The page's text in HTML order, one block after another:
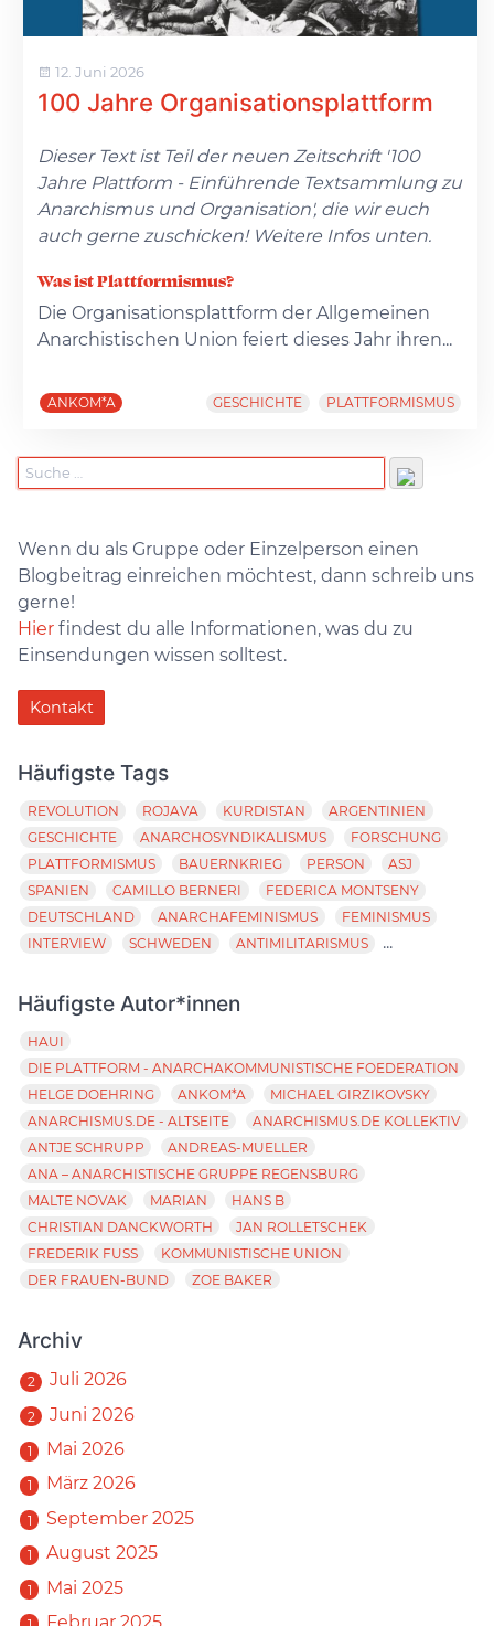
12. Juni 2026
100 Jahre Organisationsplattform
Dieser Text ist Teil der neuen Zeitschrift '100
Jahre Plattform - Einführende Textsammlung zu
Anarchismus und Organisation', die wir euch
auch gerne zuschicken! Weitere Infos unten.
Was ist Plattformismus?
Die Organisationsplattform der Allgemeinen
Anarchistischen Union feiert dieses Jahr ihren...
ANKOM*A GESCHICHTE PLATTFORMISMUS
Wenn du als Gruppe oder Einzelperson einen
Blogbeitrag einreichen möchtest, dann schreib uns
gerne!
Hier findest du alle Informationen, was du zu
Einsendungen wissen solltest.
Kontakt
Häufigste Tags
REVOLUTION ROJAVA KURDISTAN
ARGENTINIEN
GESCHICHTE
ANARCHOSYNDIKALISMUS
FORSCHUNG
PLATTFORMISMUS
BAUERNKRIEG PERSON
ASJ
SPANIEN
CAMILLO BERNERI
FEDERICA MONTSENY
DEUTSCHLAND
ANARCHAFEMINISMUS
FEMINISMUS
INTERVIEW
SCHWEDEN ANTIMILITARISMUS ...
Häufigste Autor*innen
HAUI
DIE PLATTFORM - ANARCHAKOMMUNISTISCHE FOEDERATION
HELGE DOEHRING
ANKOM*A
MICHAEL GIRZIKOVSKY
ANARCHISMUS.DE - ALTSEITE
ANARCHISMUS.DE KOLLEKTIV
ANTJE SCHRUPP
ANDREAS-MUELLER
ANA – ANARCHISTISCHE GRUPPE REGENSBURG
MALTE NOVAK
MARIAN
HANS B
CHRISTIAN DANCKWORTH
JAN ROLLETSCHEK
FREDERIK FUSS
KOMMUNISTISCHE UNION
DER FRAUEN-BUND
ZOE BAKER
Archiv
2 Juli 2026
2 Juni 2026
1 Mai 2026
1 März 2026
1 September 2025
1 August 2025
1 Mai 2025